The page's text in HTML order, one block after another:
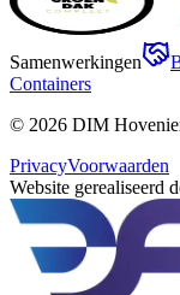
Samenwerkingen
Containers
© 2026 DIM
PrivacyVoorwaarden
Website gerealiseerd